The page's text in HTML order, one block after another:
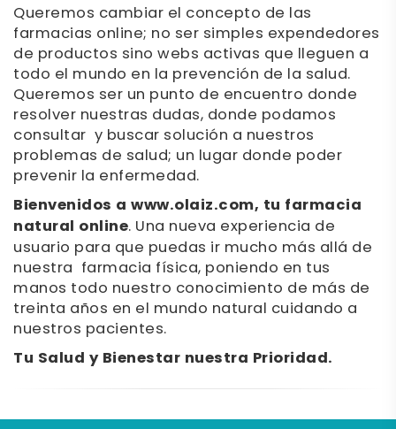
Queremos cambiar el concepto de las
farmacias online; no ser simples expendedores
de productos sino webs activas que lleguen a
todo el mundo en la prevención de la salud.
Queremos ser un punto de encuentro donde
resolver nuestras dudas, donde podamos
consultar y buscar solución a nuestros
problemas de salud; un lugar donde poder
prevenir la enfermedad.
Bienvenidos a www.olaiz.com, tu farmacia
natural online. Una nueva experiencia de
usuario para que puedas ir mucho más allá de
nuestra farmacia física, poniendo en tus
manos todo nuestro conocimiento de más de
treinta años en el mundo natural cuidando a
nuestros pacientes.
Tu Salud y Bienestar nuestra Prioridad.